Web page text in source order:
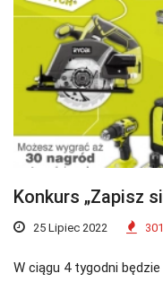
Konkurs „Zapisz
25 Lipiec 2022
W ciągu 4 tygodni